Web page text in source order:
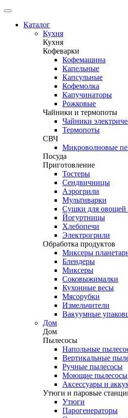
Каталог
Кухня
Кухня
Кофеварки
Кофемашина
Капельные
Капсульные
Кофемолка
Капучинаторы
Рожковые
Чайники и термопоты
Чайники
Термопоты
СВЧ
Микроволновые
Посуда
Приготовление
Тостеры
Сендвичницы
Аэрогрили
Мультиварки
Сушки для овощей
Йогуртницы
Хлебопечи
Электрогрили
Обработка продуктов
Миксеры
Блендеры
Миксеры
Соковыжималки
Кухонные весы
Мясорубки
Измельчители
Вакуумные
Дом
Дом
Пылесосы
Напольные
Вертикальные
Ручные пылесосы
Моющие пылесосы
Аксессуары и
Утюги и паровые
Утюги
Парогенераторы